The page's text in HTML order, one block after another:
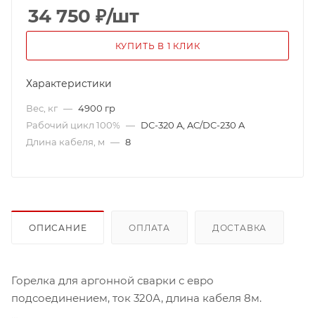
34 750 ₽/шт
КУПИТЬ В 1 КЛИК
Характеристики
Вес, кг — 4900 гр
Рабочий цикл 100% — DC-320 A, AC/DC-230 A
Длина кабеля, м — 8
ОПИСАНИЕ ОПЛАТА ДОСТАВКА
Горелка для аргонной сварки с евро
подсоединением, ток 320А, длина кабеля 8м.